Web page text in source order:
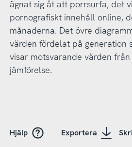
ägnat sig åt att porrsurfa, det
pornografiskt innehåll online,
månaderna. Det övre
värden fördelat på generation
visar motsvarande värden
jämförelse.
Hjälp Exportera